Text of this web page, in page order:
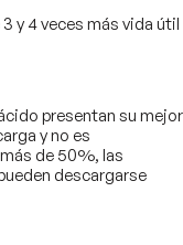
y 4 veces más vida útil
presentan su mejor
y no es
de 50%, las
descargarse